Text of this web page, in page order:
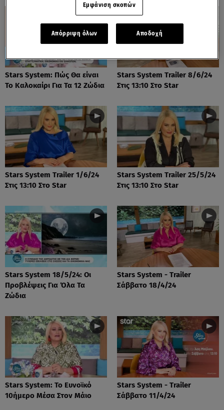
Stars System: Πώς Θα είναι
Το Καλοκαίρι Για Τα 12 Ζώδια
Stars System Trailer 8/6/24
Στις 13:10 Στο Star
Stars System Trailer 1/6/24
Στις 13:10 Στο Star
Stars System Trailer 25/5/24
Στις 13:10 Στο Star
Stars System 18/5/24: Οι
Προβλέψεις Για Όλα Τα
Ζώδια
Stars System - Trailer
Σάββατο 18/4/24
Stars System: Το Ευνοϊκό
10ήμερο Μέσα Στον Μάιο
Stars System - Trailer
Σάββατο 11/4/24
Εμφάνιση σκοπών
Απόρριψη όλων Αποδοχή